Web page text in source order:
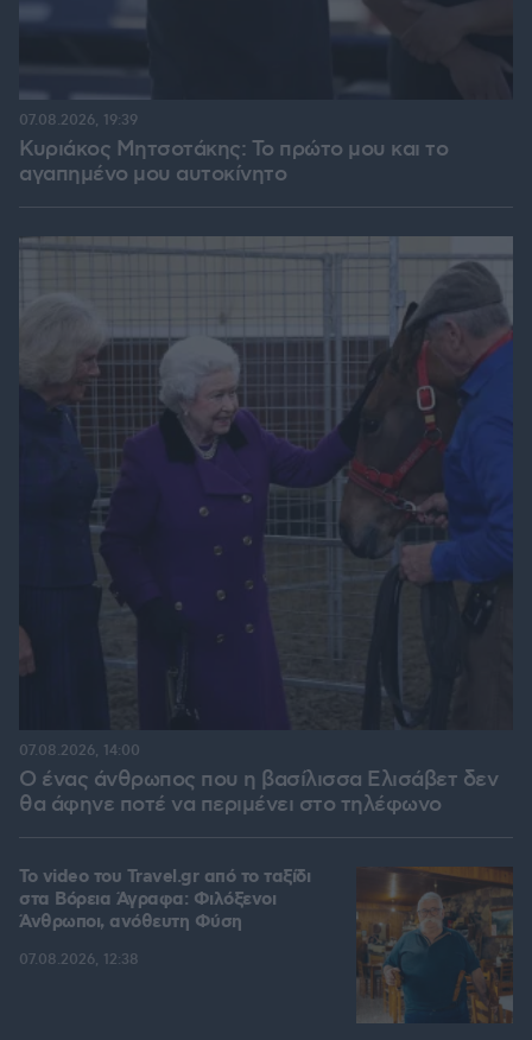
Κυριάκος Μητσοτάκης: Το πρώτο μου και το
αγαπημένο μου αυτοκίνητο
07.08.2026, 19:39
Ο ένας άνθρωπος που η βασίλισσα Ελισάβετ δεν
θα άφηνε ποτέ να περιμένει στο τηλέφωνο
07.08.2026, 14:00
To video του Travel.gr από το ταξίδι
στα Βόρεια Άγραφα: Φιλόξενοι
Άνθρωποι, ανόθευτη Φύση
07.08.2026, 12:38